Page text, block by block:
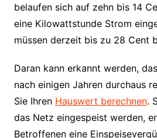
belaufen sich auf zehn bis 14
eine Kilowattstunde Strom
müssen derzeit bis zu 28 Cent
Daran kann erkannt werden,
nach einigen Jahren durchaus
Sie Ihren Hauswert berechnen.
das Netz eingespeist werden,
Betroffenen eine